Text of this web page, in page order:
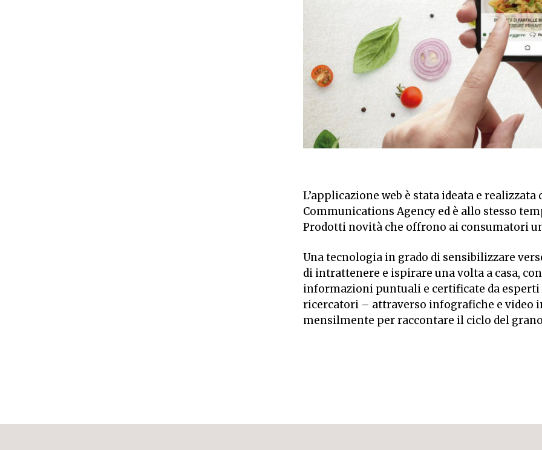
L’applicazione web è stata ideata e realizzata
Communications Agency ed è allo stesso
Prodotti novità che offrono ai consumatori
Una tecnologia in grado di sensibilizzare
di intrattenere e ispirare una volta a casa,
informazioni puntuali e certificate da
ricercatori – attraverso infografiche e video
mensilmente per raccontare il ciclo del